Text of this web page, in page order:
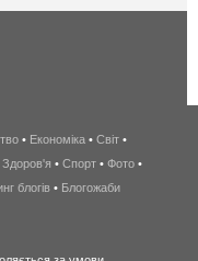
беспроводной
интернет
киев
• Економіка • Світ •
Здоров'я • Спорт • Фото •
блогів • Блогожаби